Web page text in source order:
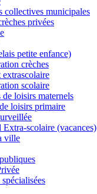
collectives municipales
privées
petite enfance)
crèches
extrascolaire
scolaire
de loisirs maternels
loisirs primaire
Extra-scolaire (vacances)
ville
spécialisées